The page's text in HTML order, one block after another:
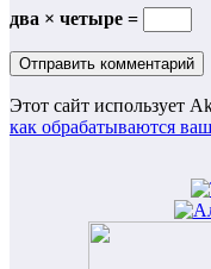
два × четыре =
Этот сайт использует
как обрабатываются